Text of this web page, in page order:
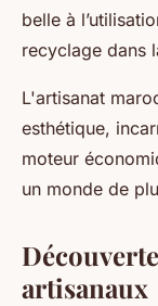
belle à
recyclage dans
L'artisanat
esthétique,
moteur
un monde de
artisanaux